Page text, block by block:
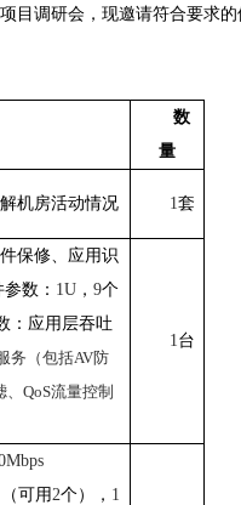
目调研会，现邀请符合要求
数
量
机房活动情况 1套
保修、应用识
数： 1U ，9个
：应用层吞吐
务（包括AV防
、QoS流量控制
1台
可用2个）， 1